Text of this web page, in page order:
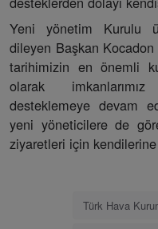
Yeni yönetim Kurulu
dileyen Başkan
tarihimizin en önemli
olarak
desteklemeye devam
yeni yöneticilere de
ziyaretleri için
Türk Hava